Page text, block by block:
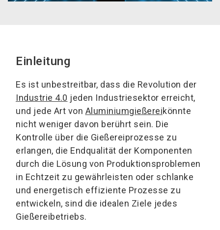
Einleitung
Es ist unbestreitbar, dass die Revolution der
Industrie 4.0 jeden Industriesektor erreicht,
und jede Art von Aluminiumgießereikönnte
nicht weniger davon berührt sein. Die
Kontrolle über die Gießereiprozesse zu
erlangen, die Endqualität der Komponenten
durch die Lösung von Produktionsproblemen
in Echtzeit zu gewährleisten oder schlanke
und energetisch effiziente Prozesse zu
entwickeln, sind die idealen Ziele jedes
Gießereibetriebs.